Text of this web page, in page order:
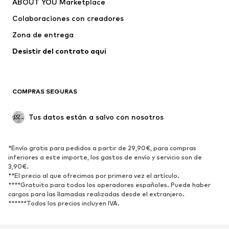
Colaboraciones con creadores
Zona de entrega
Desistir del contrato aquí
COMPRAS SEGURAS
Tus datos están a salvo con nosotros
*Envío gratis para pedidos a partir de 29,90€, para compras
inferiores a este importe, los gastos de envío y servicio son de
3,90€.
**El precio al que ofrecimos por primera vez el artículo.
****Gratuito para todos los operadores españoles. Puede haber
cargos para las llamadas realizadas desde el extranjero.
******Todos los precios incluyen IVA.